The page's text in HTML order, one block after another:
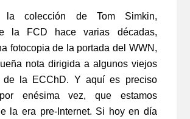
la colección de Tom Simkin,
la FCD hace varias décadas,
fotocopia de la portada del WWN,
nota dirigida a algunos viejos
de la ECChD. Y aquí es preciso
enésima vez, que estamos
la era pre-Internet. Si hoy en día